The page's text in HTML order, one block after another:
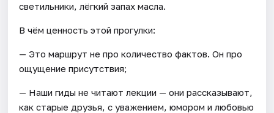
светильники, лёгкий запах масла.
В чём ценность этой прогулки:
— Это маршрут не про количество фактов. Он про
ощущение присутствия;
— Наши гиды не читают лекции — они рассказывают,
как старые друзья, с уважением, юмором и любовью